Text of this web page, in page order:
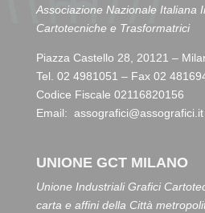
Associazione Nazionale Italiana
Cartotecniche e Trasformatrici
Piazza Castello 28, 20121 –
Tel. 02 4981051 – Fax 02
Codice Fiscale 02116820156
Email: assografici@assografici.it
UNIONE GCT MILANO
Unione Industriali Grafici
carta e affini della Città